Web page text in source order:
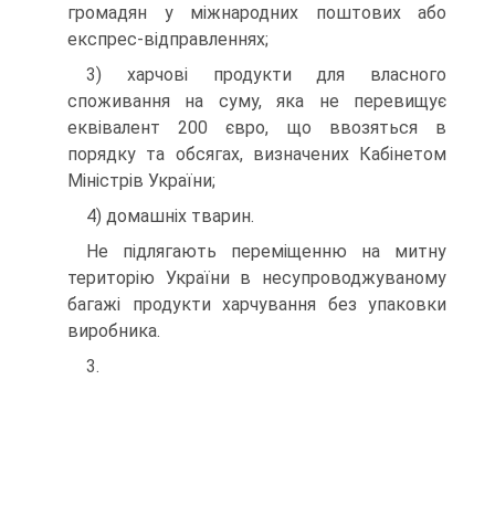
громадян у міжнародних поштових або
експрес-відправленнях;
3) харчові продукти для власного
споживання на суму, яка не перевищує
еквівалент 200 євро, що ввозяться в
порядку та обсягах, визначених Кабінетом
Міністрів України;
4) домашніх тварин.
Не підлягають переміщенню на митну
територію України в несупроводжуваному
багажі продукти харчування без упаковки
виробника.
3.